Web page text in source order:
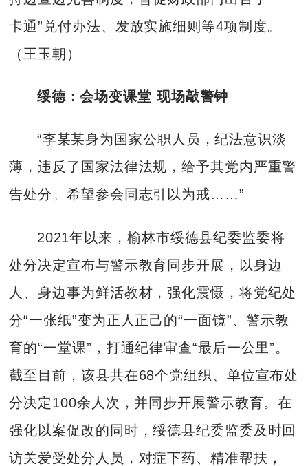
卡通”兑付办法、发放实施细则等4项制度。
（王玉朝）
绥德：会场变课堂 现场敲警钟
“李某某身为国家公职人员，纪法意识淡
薄，违反了国家法律法规，给予其党内严重警
告处分。希望参会同志引以为戒……”
2021年以来，榆林市绥德县纪委监委将
处分决定宣布与警示教育同步开展，以身边
人、身边事为鲜活教材，强化震慑，将党纪处
分“一张纸”变为正人正己的“一面镜”、警示教
育的“一堂课”，打通纪律审查“最后一公里”。
截至目前，该县共在68个党组织、单位宣布处
分决定100余人次，并同步开展警示教育。在
强化以案促改的同时，绥德县纪委监委及时回
访关爱受处分人员，对症下药、精准帮扶，